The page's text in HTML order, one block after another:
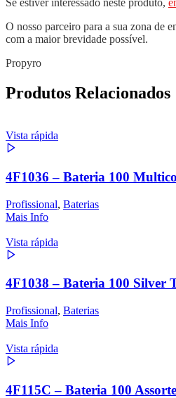
Se estiver interessado neste produto,
O nosso parceiro para a sua zona de
com a maior brevidade possível.
Propyro
Produtos Relacionados
Vista rápida
4F1036 – Bateria 100
Profissional, Baterias
Mais Info
Vista rápida
4F1038 – Bateria 100 Silver
Profissional, Baterias
Mais Info
Vista rápida
4F115C – Bateria 100